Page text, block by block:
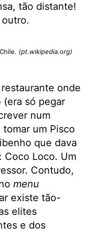
tão distante!
(pt.wikipedia.org)
onde
(era só pegar
num
um Pisco
que dava
Coco Loco. Um
Contudo,
menu
existe tão-
elites
e dos